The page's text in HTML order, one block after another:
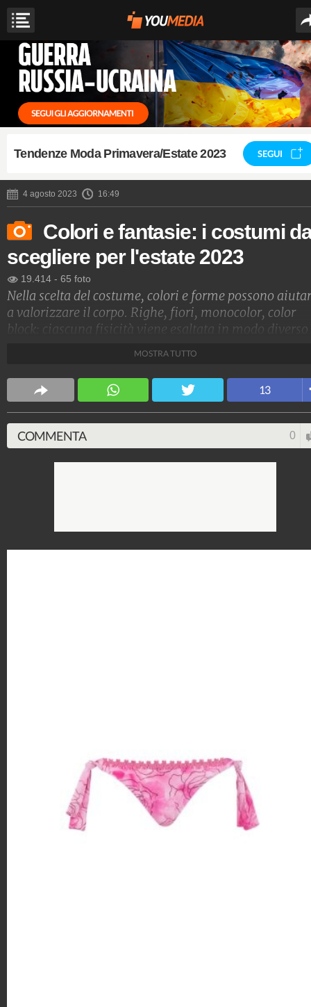
Tendenze Moda Primavera/Estate 2023 SEGUI
4 agosto 2023 16:49
Colori e fantasie: i costumi
scegliere per l'estate 2023
19.414 - 65 foto
Nella scelta del costume, colori e forme possono
a valorizzare il corpo. Righe, fiori, monocolor, color
block: ciascuna fisicità viene esaltata in modo diverso
Stile e trend
MOSTRA TUTTO
13
COMMENTA 0